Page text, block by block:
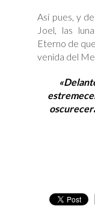
Así pues, y
Joel, las
Eterno de
venida del